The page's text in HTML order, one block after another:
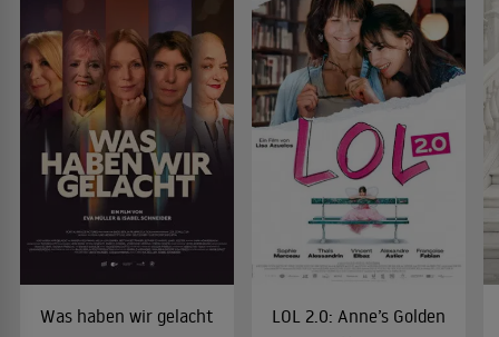
Was haben wir gelacht
LOL 2.0: Anne’s Golden